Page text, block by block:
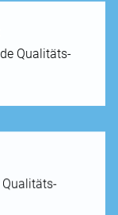
Qualitäts­
Qualitäts­